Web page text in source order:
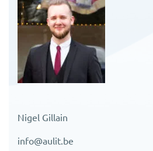
Nigel Gillain
info@aulit.be